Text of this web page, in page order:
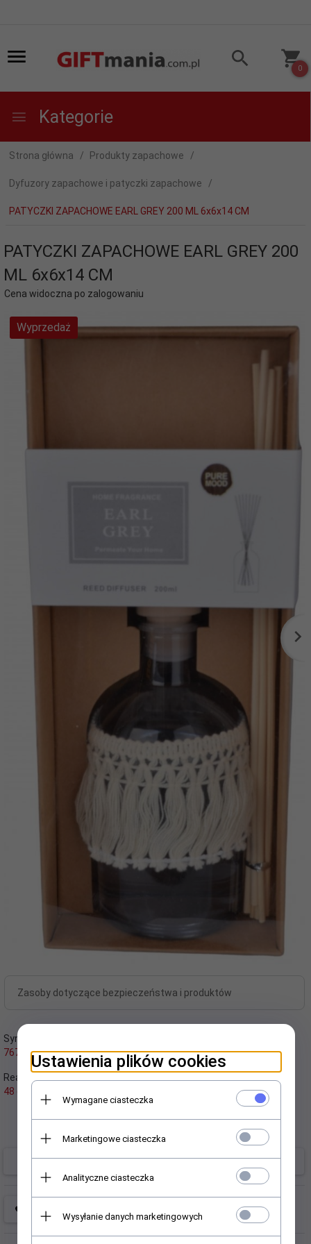
0
Kategorie
Strona główna Produkty zapachowe
Dyfuzory zapachowe i patyczki zapachowe
PATYCZKI ZAPACHOWE EARL GREY 200 ML 6x6x14 CM
PATYCZKI ZAPACHOWE EARL GREY 200
ML 6x6x14 CM
Cena widoczna po zalogowaniu
Wyprzedaż
Zasoby dotyczące bezpieczeństwa i produktów
Symbol:
7674
5902693640493
Realizacja zamówienia:
48 godzin
Brak
Ustawienia plików cookies
Wymagane ciasteczka
Marketingowe ciasteczka
Analityczne ciasteczka
Wysyłanie danych marketingowych